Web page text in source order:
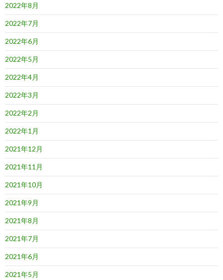
2022年8月
2022年7月
2022年6月
2022年5月
2022年4月
2022年3月
2022年2月
2022年1月
2021年12月
2021年11月
2021年10月
2021年9月
2021年8月
2021年7月
2021年6月
2021年5月